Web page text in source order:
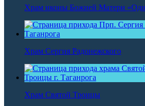
Храм иконы Божией Матери
Храм Сергия Радонежского
Храм Святой Троицы